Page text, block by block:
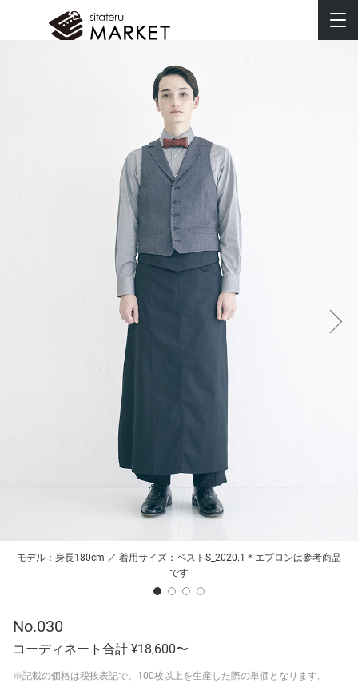
モデル：身長180cm ／ 着用サイズ：ベストS_2020.1＊エプロンは参考商品
です
No.030
コーディネート合計 ¥18,600〜
※記載の価格は税抜表記で、100枚以上を生産した際の単価となります。